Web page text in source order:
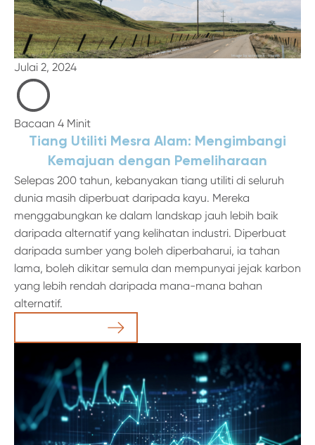
Julai 2, 2024
Bacaan 4 Minit
Tiang Utiliti Mesra Alam: Mengimbangi
Kemajuan dengan Pemeliharaan
Selepas 200 tahun, kebanyakan tiang utiliti di seluruh
dunia masih diperbuat daripada kayu. Mereka
menggabungkan ke dalam landskap jauh lebih baik
daripada alternatif yang kelihatan industri. Diperbuat
daripada sumber yang boleh diperbaharui, ia tahan
lama, boleh dikitar semula dan mempunyai jejak karbon
yang lebih rendah daripada mana-mana bahan
alternatif.